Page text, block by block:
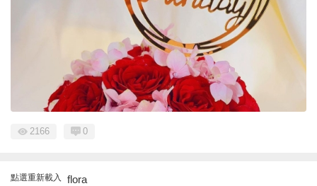
2166 0
點選重新載入 flora